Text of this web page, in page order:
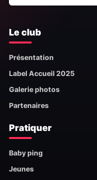
Le club
Présentation
Label Accueil 2025
Galerie photos
Partenaires
Pratiquer
Baby ping
Jeunes